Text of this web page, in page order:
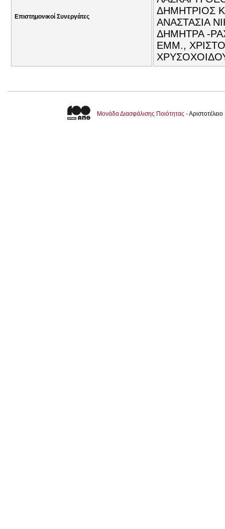
Επιστημονικοί Συνεργάτες
ΔΗΜΗΤΡΙΟΣ
ΑΝΑΣΤΑΣΙΑ
ΔΗΜΗΤΡΑ -
ΕΜΜ.,
Μονάδα Διασφάλισης Ποιότητας -